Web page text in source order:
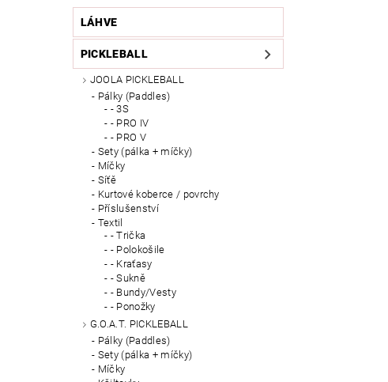
LÁHVE
PICKLEBALL
JOOLA PICKLEBALL
Pálky (Paddles)
- 3S
- PRO IV
- PRO V
Sety (pálka + míčky)
Míčky
Síťě
Kurtové koberce / povrchy
Příslušenství
Textil
- Trička
- Polokošile
- Kraťasy
- Sukně
- Bundy/Vesty
- Ponožky
G.O.A.T. PICKLEBALL
Pálky (Paddles)
Sety (pálka + míčky)
Míčky